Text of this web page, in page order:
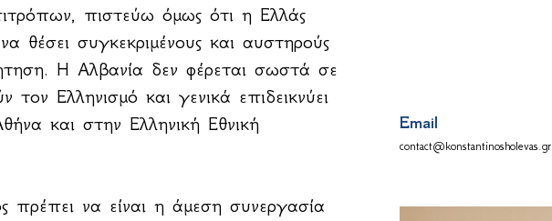
πιστεύω όμως ότι η Ελλάς
θέσει συγκεκριμένους και αυστηρούς
Η Αλβανία δεν φέρεται σωστά σε
Ελληνισμό και γενικά επιδεικνύει
και στην Ελληνική Εθνική
να είναι η άμεση συνεργασία
Email
contact@konstantinosholevas.gr